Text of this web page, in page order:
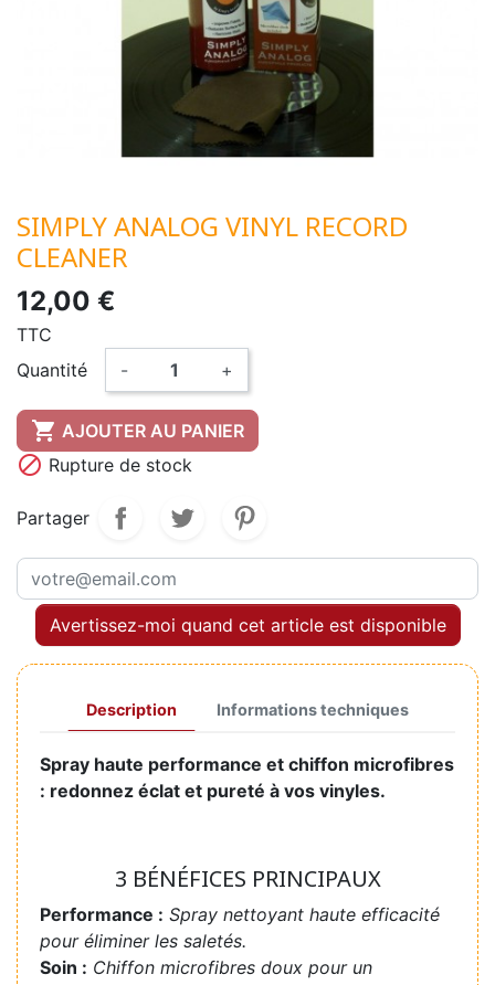
SIMPLY ANALOG VINYL RECORD
CLEANER
12,00 €
TTC
Quantité
- +
 AJOUTER AU PANIER
 Rupture de stock
Partager
Avertissez-moi quand cet article est disponible
Description Informations techniques
Spray haute performance et chiffon microfibres
: redonnez éclat et pureté à vos vinyles.
3 BÉNÉFICES PRINCIPAUX
Performance : Spray nettoyant haute efficacité
pour éliminer les saletés.
Soin : Chiffon microfibres doux pour un